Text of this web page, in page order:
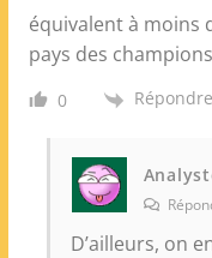
équivalent à moins
pays des
0 Répondre
D’ailleurs, on